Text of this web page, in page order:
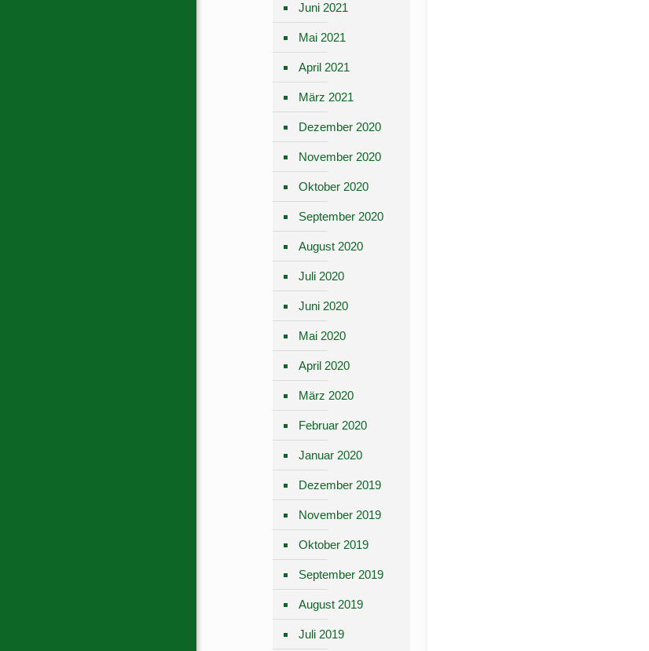
Juni 2021
Mai 2021
April 2021
März 2021
Dezember 2020
November 2020
Oktober 2020
September 2020
August 2020
Juli 2020
Juni 2020
Mai 2020
April 2020
März 2020
Februar 2020
Januar 2020
Dezember 2019
November 2019
Oktober 2019
September 2019
August 2019
Juli 2019